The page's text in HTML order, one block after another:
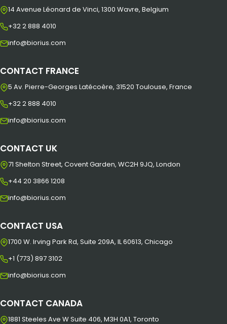
14 Avenue Léonard de Vinci, 1300 Wavre, Belgium
+32 2 888 4010
info@biorius.com
CONTACT FRANCE
5 Av. Pierre-Georges Latécoère, 31520 Toulouse, France
+32 2 888 4010
info@biorius.com
CONTACT UK
71 Shelton Street, Covent Garden, WC2H 9JQ, London
+44 20 3866 1208
info@biorius.com
CONTACT USA
1700 W. Irving Park Rd, Suite 209A, IL 60613, Chicago
+1 (773) 897 3102
info@biorius.com
CONTACT CANADA
1881 Steeles Ave W Suite 406, M3H 0A1, Toronto